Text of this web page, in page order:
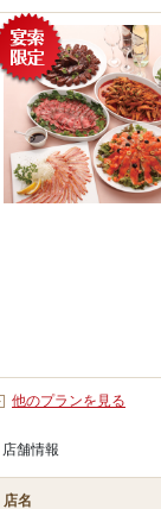
他のプランを見る
店舗情報
店名